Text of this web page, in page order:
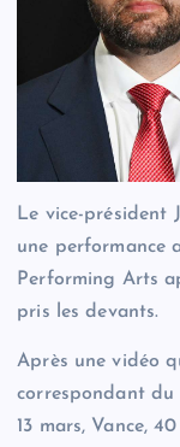
Le vice-président
une performance
Performing Arts
pris les devants.
Après une vidéo
correspondant
13 mars, Vance,